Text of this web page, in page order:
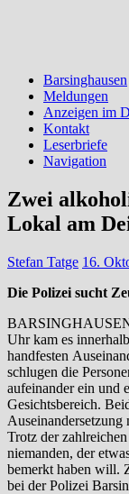
Barsinghausen
Meldungen
Anzeigen im
Kontakt
Leserbriefe
Navigation
Zwei
Lokal am
Stefan Tatge 16.
Die Polizei sucht
Uhr kam es
handfesten
schlugen die
aufeinander ein und
Gesichtsbereich.
Auseinandersetzung
Trotz der
niemanden, der
bemerkt haben will.
bei der Polizei